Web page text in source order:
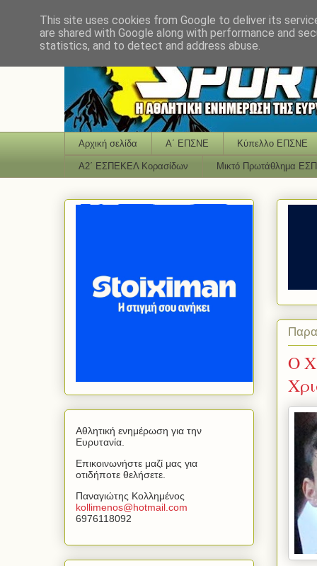
Αρχική σελίδα Α΄ ΕΠΣΝΕ Κύπελλο ΕΠΣΝΕ
Α2΄ ΕΣΠΕΚΕΛ Κορασίδων Μικτό Πρωτάθλημα
Ο
Αθλητική ενημέρωση για την
Ευρυτανία.
Επικοινωνήστε μαζί μας για
οτιδήποτε θελήσετε.
Παναγιώτης Κολλημένος
kollimenos@hotmail com
6976118092
This site uses cookies from Google to deliver its
are shared with Google along with performance and
statistics, and to detect and address abuse.